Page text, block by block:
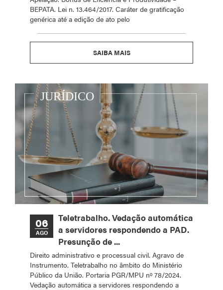
BEPATA. Lei n. 13.464/2017. Caráter de gratificação
genérica até a edição de ato pelo
SAIBA MAIS
06
AGO
Teletrabalho. Vedação automática
a servidores respondendo a PAD.
Presunção de ...
Direito administrativo e processual civil. Agravo de
Instrumento. Teletrabalho no âmbito do Ministério
Público da União. Portaria PGR/MPU nº 78/2024.
Vedação automática a servidores respondendo a